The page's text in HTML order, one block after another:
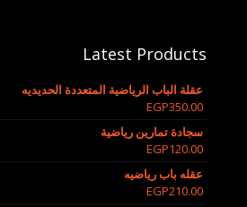
Latest Products
عقلة الباب الرياضية المتعددة الحديديه
EGP350.00
سجادة تمارين رياضية
EGP120.00
عقله باب رياضيه
EGP210.00